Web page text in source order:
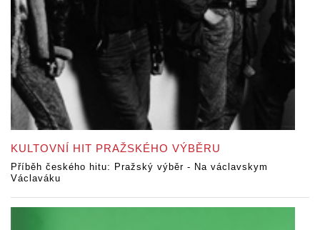
KULTOVNÍ HIT PRAŽSKÉHO VÝBĚRU
Příběh českého hitu: Pražský výběr - Na václavskym
Václaváku